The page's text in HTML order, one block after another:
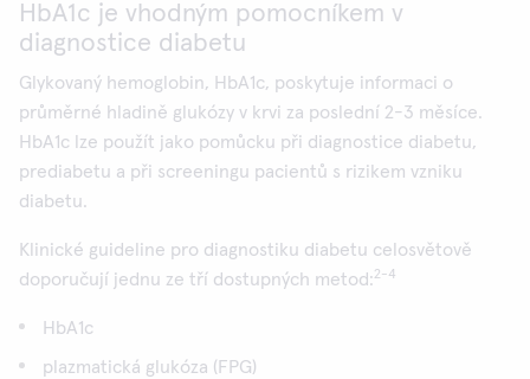
HbA1c je vhodným pomocníkem v
diagnostice diabetu
Glykovaný hemoglobin, HbA1c, poskytuje informaci o
průměrné hladině glukózy v krvi za poslední 2-3 měsíce.
HbA1c lze použít jako pomůcku při diagnostice diabetu,
prediabetu a při screeningu pacientů s rizikem vzniku
diabetu.
Klinické guideline pro diagnostiku diabetu celosvětově
doporučují jednu ze tří dostupných metod:2-4
HbA1c
plazmatická glukóza (FPG)